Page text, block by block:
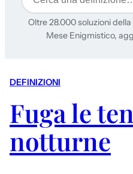
Oltre 28.000 soluzioni
Mese Enigmistico,
DEFINIZIONI
Fuga le
notturne